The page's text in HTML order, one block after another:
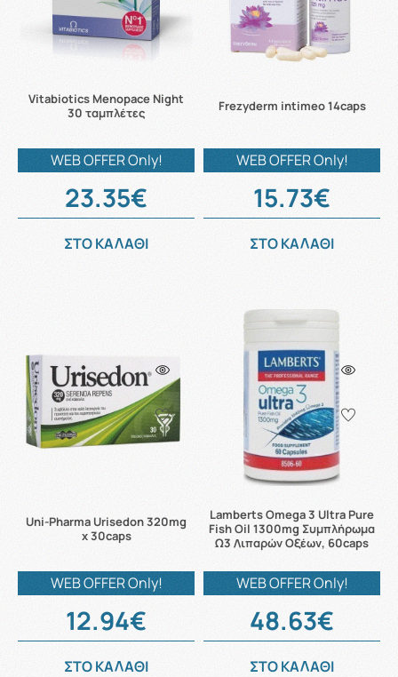
Vitabiotics Menopace Night
30 ταμπλέτες
WEB OFFER Only!
23.35€
ΣΤΟ ΚΑΛΑΘΙ
Frezyderm intimeo 14caps
WEB OFFER Only!
15.73€
ΣΤΟ ΚΑΛΑΘΙ
Uni-Pharma Urisedon 320mg
x 30caps
WEB OFFER Only!
12.94€
ΣΤΟ ΚΑΛΑΘΙ
Lamberts Omega 3 Ultra Pure
Fish Oil 1300mg Συμπλήρωμα
Ω3 Λιπαρών Οξέων, 60caps
WEB OFFER Only!
48.63€
ΣΤΟ ΚΑΛΑΘΙ